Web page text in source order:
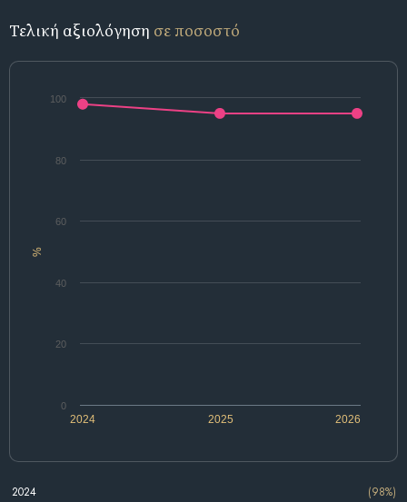
Τελική αξιολόγηση σε ποσοστό
%
2024 2025 2026
0
20
40
60
80
100
2024
(98%)